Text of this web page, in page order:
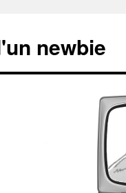
newbie